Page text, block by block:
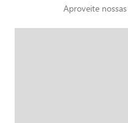
Aproveite